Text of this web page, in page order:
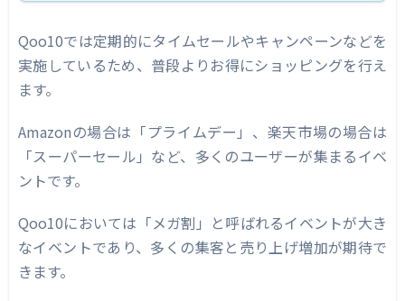
メガ割の効果
メガ割時のプロモーション
メガ割AD仕組み・特徴
メガ割ADの使用メリット
メガ割ADの使用デメリット
メガ割の精算
Qoo10では定期的にタイムセールやキャンペーンなどを
実施しているため、普段よりお得にショッピングを行え
ます。
Amazonの場合は「プライムデー」、楽天市場の場合は
「スーパーセール」など、多くのユーザーが集まるイベ
ントです。
Qoo10においては「メガ割」と呼ばれるイベントが大き
なイベントであり、多くの集客と売り上げ増加が期待で
きます。